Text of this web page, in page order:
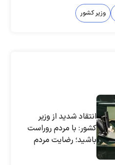
وزیر کشور
انتقاد شدید از وزیر
کشور: با مردم روراست
باشید؛ رضایت مردم